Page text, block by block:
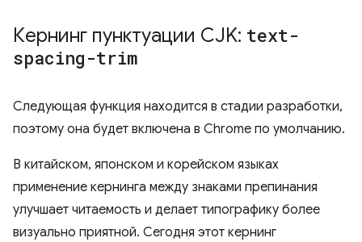
Кернинг пунктуации CJK: text-
spacing-trim
Следующая функция находится в стадии разработки,
поэтому она будет включена в Chrome по умолчанию.
В китайском, японском и корейском языках
применение кернинга между знаками препинания
улучшает читаемость и делает типографику более
визуально приятной. Сегодня этот кернинг